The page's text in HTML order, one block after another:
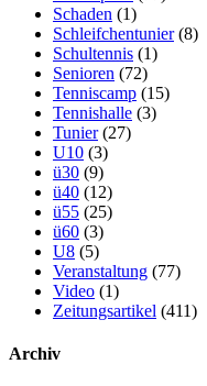
Schaden (1)
Schleifchentunier(8)
Schultennis (1)
Senioren (72)
Tenniscamp (15)
Tennishalle (3)
Tunier(27)
U10 (3)
ü30 (9)
ü40 (12)
ü55 (25)
ü60 (3)
U8 (5)
Veranstaltung (77)
Video (1)
Zeitungsartikel (411)
Archiv